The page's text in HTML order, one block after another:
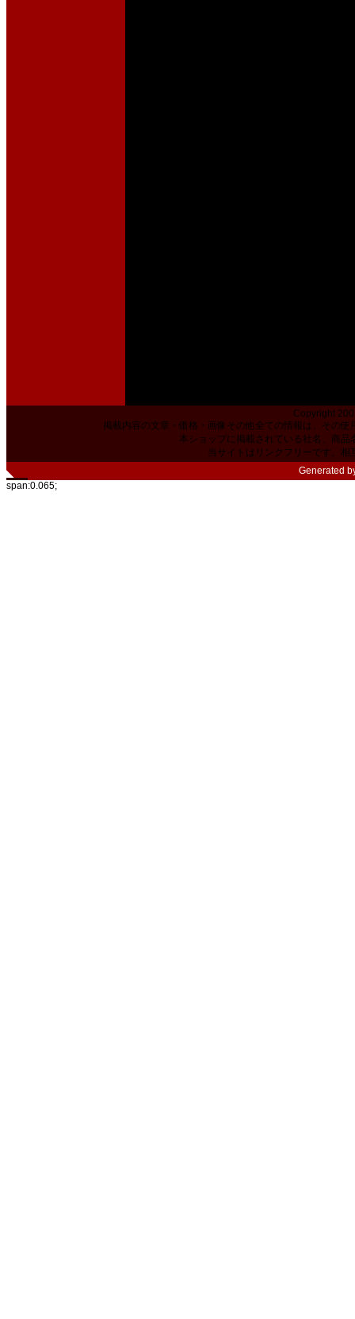
Copyright
掲載内容の文章・価格・画像その他全ての情報は、その
本ショップに掲載されている社名、商
当サイトはリンクフリーです。相
Generated
span:0.065;